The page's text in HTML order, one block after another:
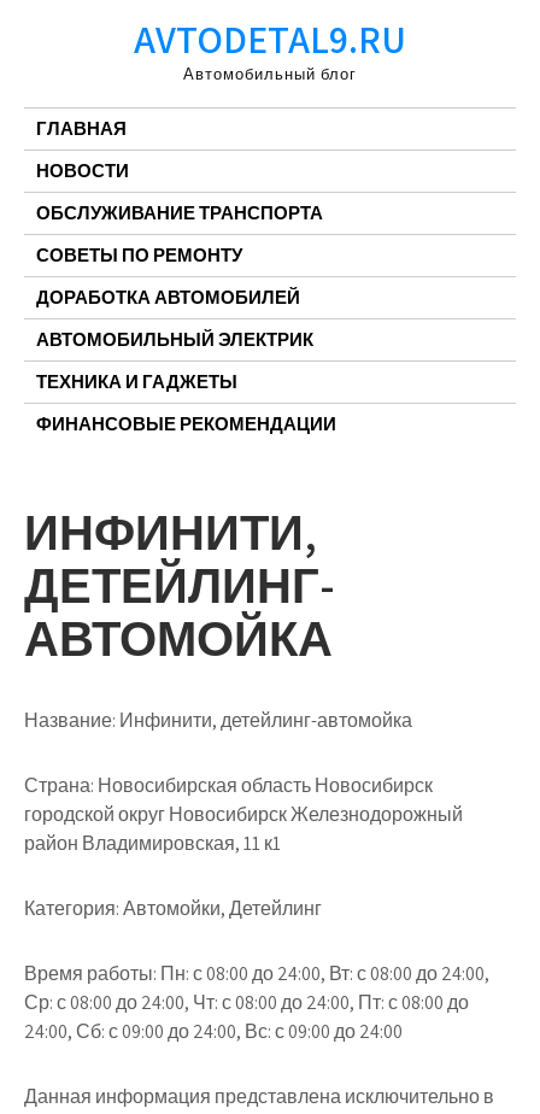
AVTODETAL9.RU
Автомобильный блог
ГЛАВНАЯ
НОВОСТИ
ОБСЛУЖИВАНИЕ ТРАНСПОРТА
СОВЕТЫ ПО РЕМОНТУ
ДОРАБОТКА АВТОМОБИЛЕЙ
АВТОМОБИЛЬНЫЙ ЭЛЕКТРИК
ТЕХНИКА И ГАДЖЕТЫ
ФИНАНСОВЫЕ РЕКОМЕНДАЦИИ
ИНФИНИТИ,
ДЕТЕЙЛИНГ-
АВТОМОЙКА
Название: Инфинити, детейлинг-автомойка
Страна: Новосибирская область Новосибирск
городской округ Новосибирск Железнодорожный
район Владимировская, 11 к1
Категория:Автомойки, Детейлинг
Время работы: Пн: с 08:00 до 24:00, Вт: с 08:00 до 24:00,
Ср: с 08:00 до 24:00, Чт: с 08:00 до 24:00, Пт: с 08:00 до
24:00, Сб: с 09:00 до 24:00, Вс: с 09:00 до 24:00
Данная информация представлена исключительно в